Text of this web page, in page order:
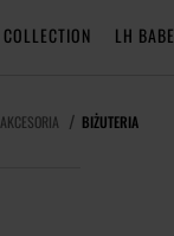
COLLECTION LH BABE
AKCESORIA BIŻUTERIA